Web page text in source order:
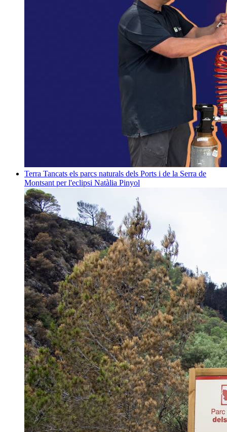
Terra Tancats els parcs naturals dels Ports i de la Serra de
Montsant per l'eclipsi Natàlia Pinyol